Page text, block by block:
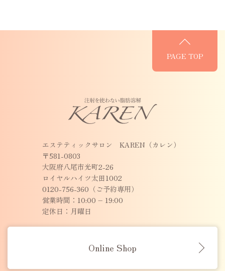
PAGE TOP
エステティックサロン KAREN（カレン）
〒581-0803
大阪府八尾市光町2-26
ロイヤルハイツ太田1002
0120-756-360（ご予約専用）
営業時間：10:00 – 19:00
定休日：月曜日
Online Shop